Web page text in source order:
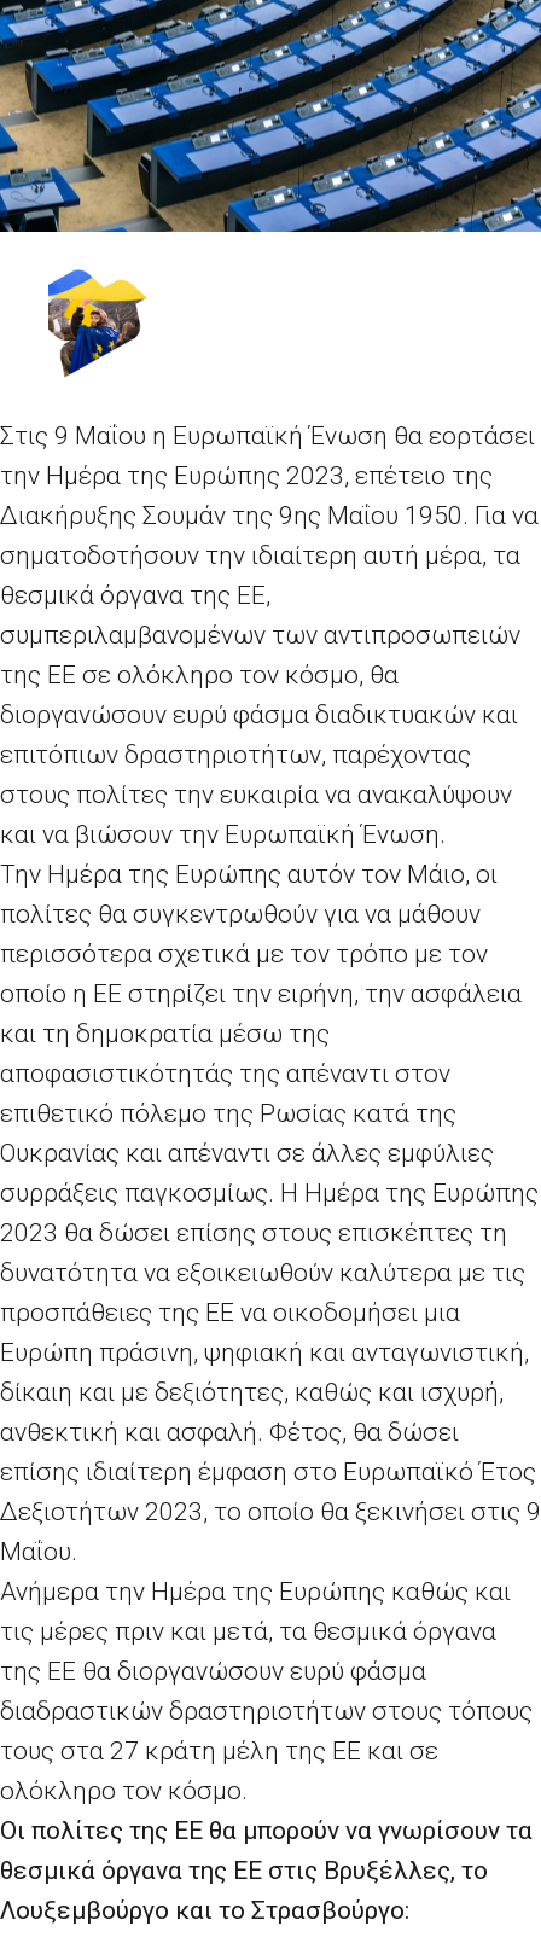
Στις 9 Μαΐου η Ευρωπαϊκή Ένωση θα εορτάσει
την Ημέρα της Ευρώπης 2023, επέτειο της
Διακήρυξης Σουμάν της 9ης Μαΐου 1950. Για να
σηματοδοτήσουν την ιδιαίτερη αυτή μέρα, τα
θεσμικά όργανα της ΕΕ,
συμπεριλαμβανομένων των αντιπροσωπειών
της ΕΕ σε ολόκληρο τον κόσμο, θα
διοργανώσουν ευρύ φάσμα διαδικτυακών και
επιτόπιων δραστηριοτήτων, παρέχοντας
στους πολίτες την ευκαιρία να ανακαλύψουν
και να βιώσουν την Ευρωπαϊκή Ένωση.
Την Ημέρα της Ευρώπης αυτόν τον Μάιο, οι
πολίτες θα συγκεντρωθούν για να μάθουν
περισσότερα σχετικά με τον τρόπο με τον
οποίο η ΕΕ στηρίζει την ειρήνη, την ασφάλεια
και τη δημοκρατία μέσω της
αποφασιστικότητάς της απέναντι στον
επιθετικό πόλεμο της Ρωσίας κατά της
Ουκρανίας και απέναντι σε άλλες εμφύλιες
συρράξεις παγκοσμίως. Η Ημέρα της Ευρώπης
2023 θα δώσει επίσης στους επισκέπτες τη
δυνατότητα να εξοικειωθούν καλύτερα με τις
προσπάθειες της ΕΕ να οικοδομήσει μια
Ευρώπη πράσινη, ψηφιακή και ανταγωνιστική,
δίκαιη και με δεξιότητες, καθώς και ισχυρή,
ανθεκτική και ασφαλή. Φέτος, θα δώσει
επίσης ιδιαίτερη έμφαση στο Ευρωπαϊκό Έτος
Δεξιοτήτων 2023, το οποίο θα ξεκινήσει στις 9
Μαΐου.
Ανήμερα την Ημέρα της Ευρώπης καθώς και
τις μέρες πριν και μετά, τα θεσμικά όργανα
της ΕΕ θα διοργανώσουν ευρύ φάσμα
διαδραστικών δραστηριοτήτων στους τόπους
τους στα 27 κράτη μέλη της ΕΕ και σε
ολόκληρο τον κόσμο.
Οι πολίτες της ΕΕ θα μπορούν να γνωρίσουν τα
θεσμικά όργανα της ΕΕ στις Βρυξέλλες, το
Λουξεμβούργο και το Στρασβούργο: